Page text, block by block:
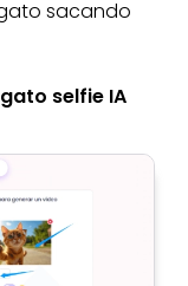
sacando
selfie IA